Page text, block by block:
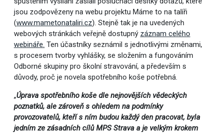
jsou zodpovězeny na webu projektu Máme to na talíři
(www.mametonataliri.cz). Stejně tak je na uvedených
webových stránkách veřejně dostupný záznam celého
webináře. Ten účastníky seznámil s jednotlivými změnami,
s procesem tvorby vyhlášky, se složením a fungováním
Odborné skupiny pro školní stravování, a především s
důvody, proč je novela spotřebního koše potřebná.
„Úprava spotřebního koše dle nejnovějších vědeckých
poznatků, ale zároveň s ohledem na podmínky
provozovatelů, kteří s ním budou každý den pracovat, byla
jedním ze zásadních cílů MPS Strava a je velkým krokem